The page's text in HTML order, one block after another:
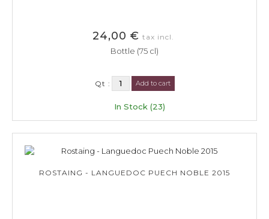
24,00 € tax incl.
Bottle (75 cl)
Qt : Add to cart
In Stock (23)
ROSTAING - LANGUEDOC PUECH NOBLE 2015